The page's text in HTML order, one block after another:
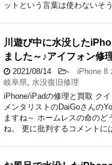
ットという言葉は使わないそ
川遊び中に水没した
ました～♪アイフォン修
2021/08/14 - iPhone 8
岐阜県, 水没復旧修理
iPhone/iPadの修理と買取 ク
メンタリストのDaiGoさんの
ますね～ ホームレスの命のど
ね。 更に批判するコメント